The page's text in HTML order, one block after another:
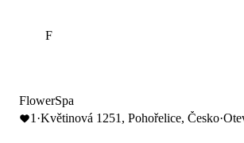
F
FlowerSpa
1 ·Květinová 1251, Pohořelice, Česko·